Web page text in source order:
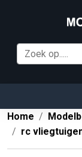
Home
rc